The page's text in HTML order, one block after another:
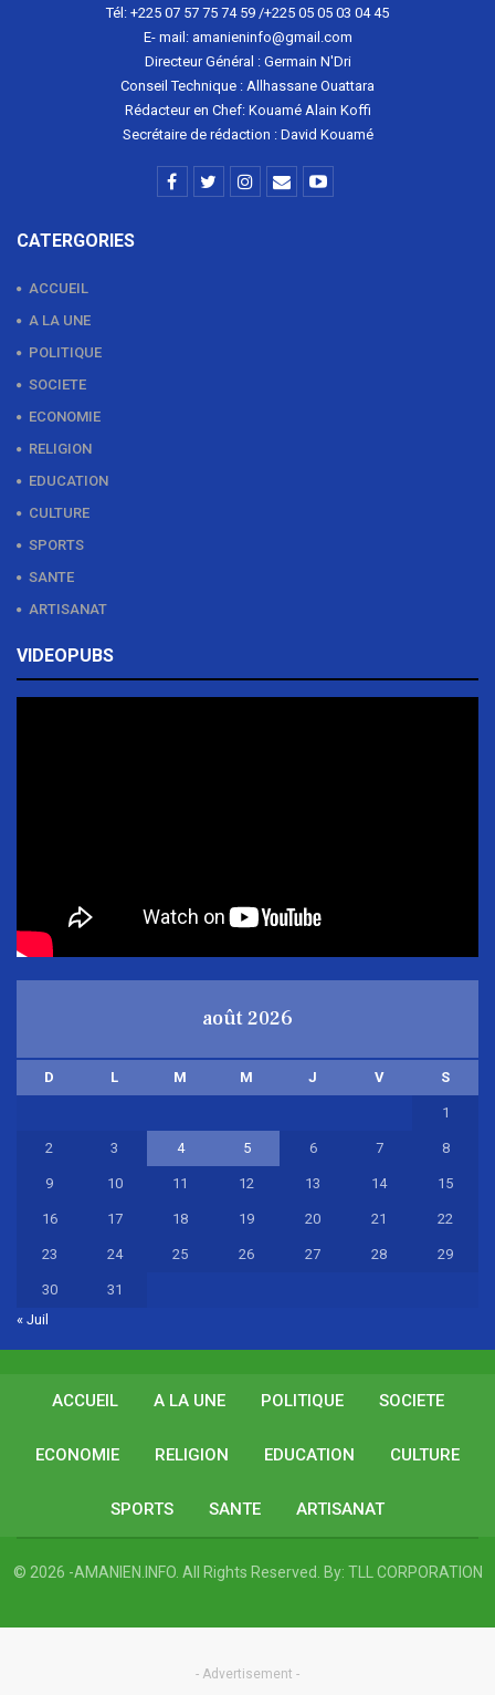
Tél: +225 07 57 75 74 59 /+225 05 05 03 04 45
E- mail: amanieninfo@gmail.com
Directeur Général : Germain N'Dri
Conseil Technique : Allhassane Ouattara
Rédacteur en Chef: Kouamé Alain Koffi
Secrétaire de rédaction : David Kouamé
CATERGORIES
ACCUEIL
A LA UNE
POLITIQUE
SOCIETE
ECONOMIE
RELIGION
EDUCATION
CULTURE
SPORTS
SANTE
ARTISANAT
VIDEOPUBS
août 2026
D L M M J V S
1
2 3 4 5 6 7 8
9 10 11 12 13 14 15
16 17 18 19 20 21 22
23 24 25 26 27 28 29
30
31
« Juil
ACCUEIL A LA UNE POLITIQUE SOCIETE
ECONOMIE RELIGION EDUCATION CULTURE
SPORTS SANTE ARTISANAT
© 2026 -AMANIEN.INFO. All Rights Reserved. By: TLL CORPORATION
- Advertisement -